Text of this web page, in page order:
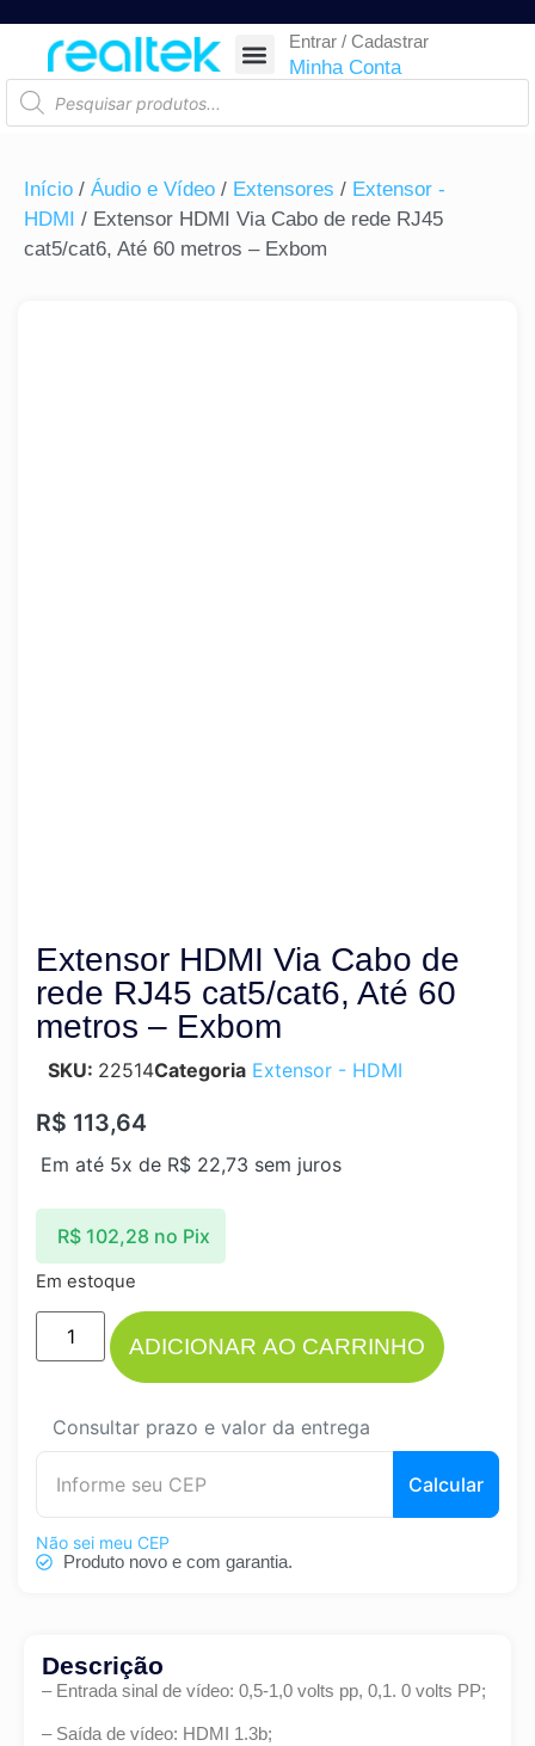
Entrar / Cadastrar
Minha Conta
Início / Áudio e Vídeo / Extensores / Extensor -
HDMI / Extensor HDMI Via Cabo de rede RJ45
cat5/cat6, Até 60 metros – Exbom
Extensor HDMI Via Cabo de
rede RJ45 cat5/cat6, Até 60
metros – Exbom
SKU: 22514Categoria Extensor - HDMI
R$ 113,64
Em até 5x de R$ 22,73 sem juros
R$102,28 no Pix
Em estoque
ADICIONAR AO CARRINHO
Consultar prazo e valor da entrega
Calcular
Não sei meu CEP
Produto novo e com garantia.
Descrição
– Entrada sinal de vídeo: 0,5-1,0 volts pp, 0,1. 0 volts PP;
– Saída de vídeo: HDMI 1.3b;